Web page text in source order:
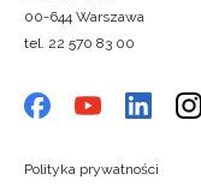
00-644 Warszawa
tel. 22 570 83 00
Polityka prywatności